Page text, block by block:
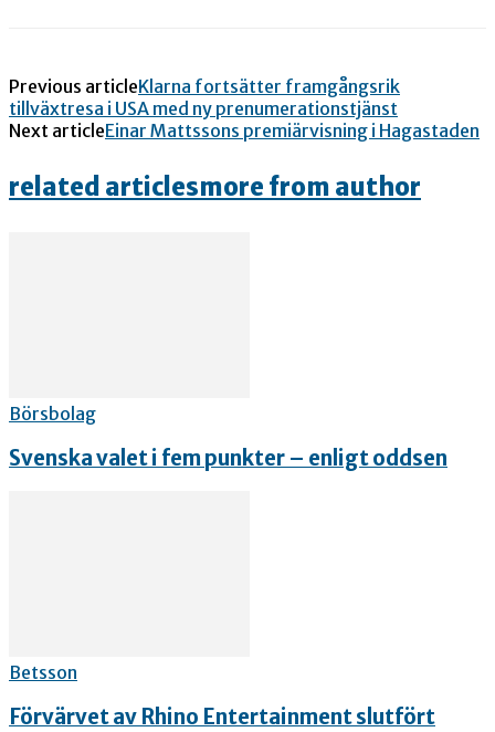
Previous articleKlarna fortsätter framgångsrik
tillväxtresa i USA med ny prenumerationstjänst
Next articleEinar Mattssons premiärvisning i Hagastaden
related articlesmore from author
Börsbolag
Svenska valet i fem punkter – enligt oddsen
Betsson
Förvärvet av Rhino Entertainment slutfört